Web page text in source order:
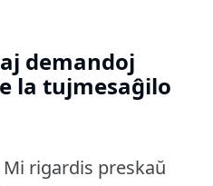
demandoj
la tujmesaĝilo
Mi rigardis preskaŭ